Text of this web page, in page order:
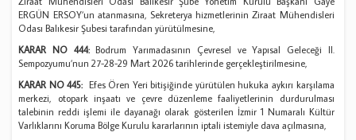
ERGÜN ERSOY’un atanmasına, Sekreterya hizmetlerinin Ziraat Mühendisleri
Odası Balıkesir Şubesi tarafından yürütülmesine,
KARAR NO 444:Bodrum Yarımadasının Çevresel ve Yapısal Geleceği II.
Sempozyumu’nun 27-28-29 Mart 2026 tarihlerinde gerçekleştirilmesine,
KARAR NO 445: Efes Ören Yeri bitişiğinde yürütülen hukuka aykırı karşılama
merkezi, otopark inşaatı ve çevre düzenleme faaliyetlerinin durdurulması
talebinin reddi işlemi ile dayanağı olarak gösterilen İzmir 1 Numaralı Kültür
Varlıklarını Koruma Bölge Kurulu kararlarının iptali istemiyle dava açılmasına,